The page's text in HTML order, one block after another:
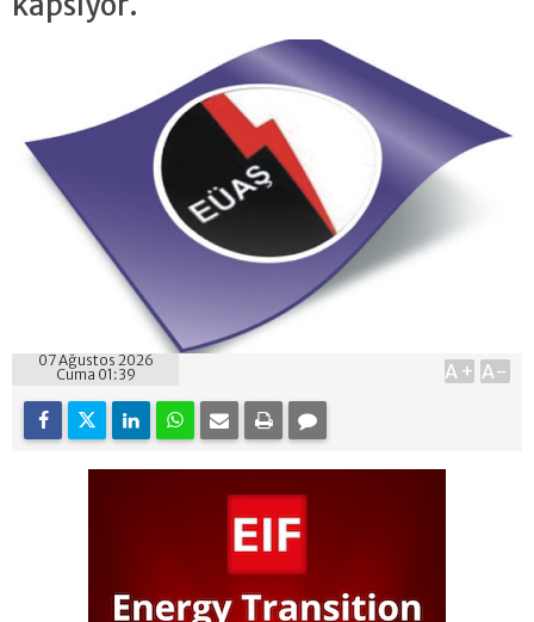
07 Ağustos 2026
Cuma 01:39
A+ A-